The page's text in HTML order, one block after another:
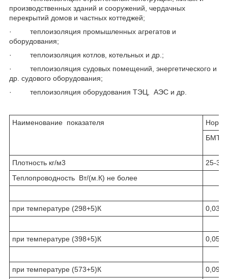
производственных зданий и сооружений, чердачных
перекрытий домов и частных коттеджей;
· теплоизоляция промышленных агрегатов и
оборудования;
· теплоизоляция котлов, котельных и др.;
· теплоизоляция судовых помещений, энергетического и
др. судового оборудования;
· теплоизоляция оборудования ТЭЦ, АЭС и др.
Наименование показателя
Плотность кг/м3
25-35
Теплопроводность Вт/(м.К) не более
при температуре (298+5)К 0,036
при температуре (398+5)К 0,05
при температуре (573+5)К 0,09